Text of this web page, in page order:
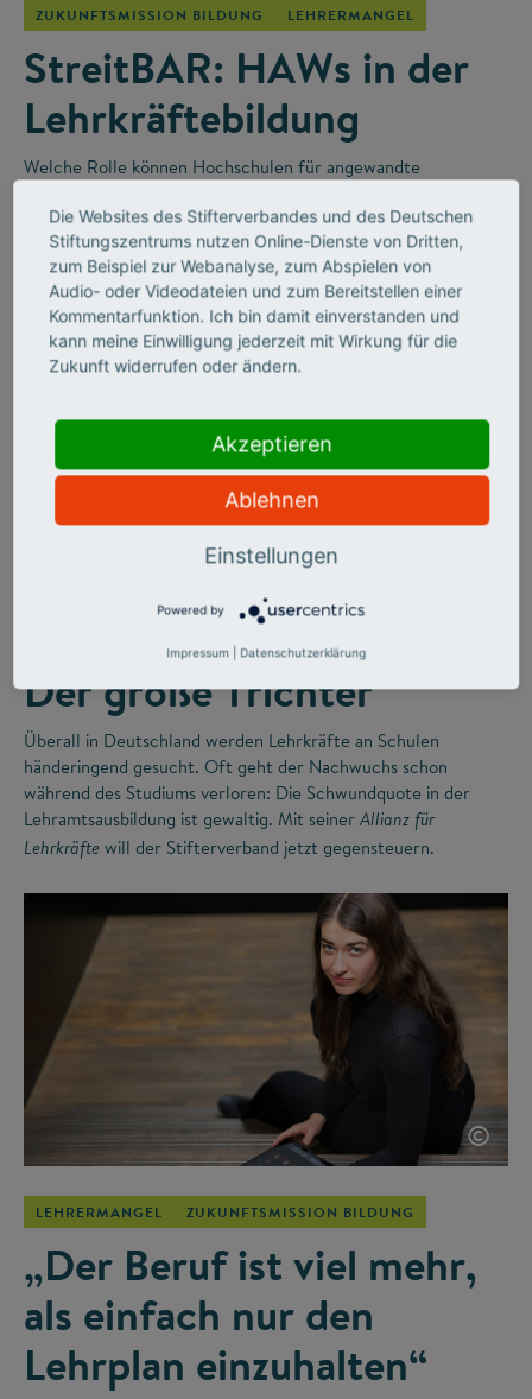
ZUKUNFTSMISSION BILDUNG LEHRERMANGEL
StreitBAR: HAWs in der
Lehrkräftebildung
Welche Rolle können Hochschulen für angewandte
Berufsschulen spielen? Darüber wurde in der „StreitBAR“
einem Online-Diskussionsformat des Stifterverbandes–
leidenschaftlich diskutiert.
Der große Trichter
Überall in Deutschland werden Lehrkräfte an Schulen
händeringend gesucht. Oft geht der Nachwuchs schon
während des Studiums verloren: Die Schwundquote in der
Lehramtsausbildung ist gewaltig. Mit seiner Allianz für
Lehrkräfte will der Stifterverband jetzt gegensteuern.
©
LEHRERMANGEL ZUKUNFTSMISSION BILDUNG
„Der Beruf ist viel mehr,
als einfach nur den
Lehrplan einzuhalten“
Die Websites des Stifterverbandes und des Deutschen
Stiftungszentrums nutzen Online-Dienste von Dritten,
zum Beispiel zur Webanalyse, zum Abspielen von
Audio- oder Videodateien und zum Bereitstellen einer
Kommentarfunktion. Ich bin damit einverstanden und
kann meine Einwilligung jederzeit mit Wirkung für die
Zukunft widerrufen oder ändern.
Akzeptieren
Ablehnen
Einstellungen
Powered by
Impressum Datenschutzerklärung